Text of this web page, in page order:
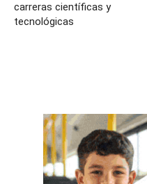
carreras científicas y
tecnológicas